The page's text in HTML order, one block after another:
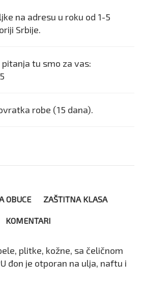
na adresu u roku od 1-5
Srbije.
tu smo za vas:
robe (15 dana).
OBUCE ZAŠTITNA KLASA
KOMENTARI
plitke, kožne, sa čeličnom
đon je otporan na ulja, naftu i